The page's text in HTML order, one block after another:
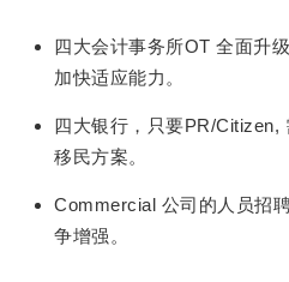
四大会计事务所OT 全面升
加快适应能力。
四大银行，只要PR/Citizen,
移民方案。
Commercial 公司的人员招
争增强。